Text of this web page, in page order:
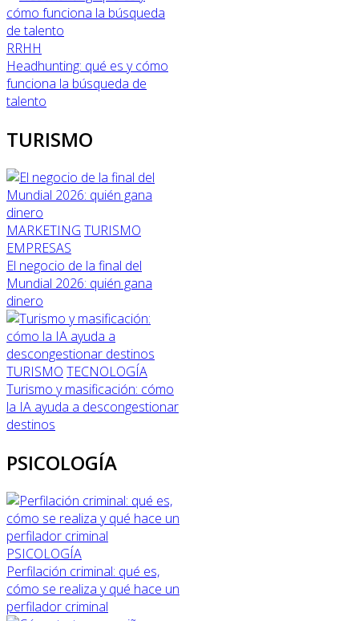
RRHH
Headhunting: qué es y cómo
funciona la búsqueda de
talento
TURISMO
MARKETING TURISMO
EMPRESAS
El negocio de la final del
Mundial 2026: quién gana
dinero
TURISMO TECNOLOGÍA
Turismo y masificación: cómo
la IA ayuda a descongestionar
destinos
PSICOLOGÍA
PSICOLOGÍA
Perfilación criminal: qué es,
cómo se realiza y qué hace un
perfilador criminal